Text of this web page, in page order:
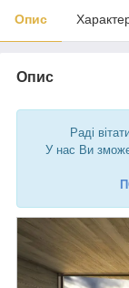
Опис
Опис
Раді
У нас Ви